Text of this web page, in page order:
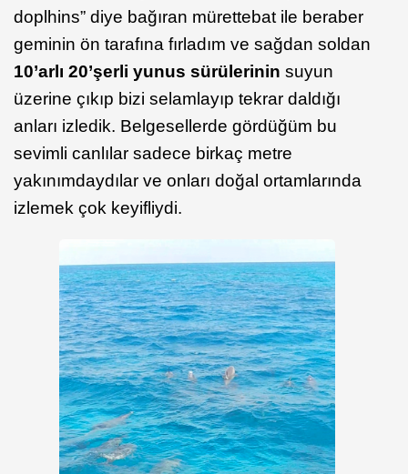
doplhins” diye bağıran mürettebat ile beraber
geminin ön tarafına fırladım ve sağdan soldan
10’arlı 20’şerli yunus sürülerinin suyun
üzerine çıkıp bizi selamlayıp tekrar daldığı
anları izledik. Belgesellerde gördüğüm bu
sevimli canlılar sadece birkaç metre
yakınımdaydılar ve onları doğal ortamlarında
izlemek çok keyifliydi.